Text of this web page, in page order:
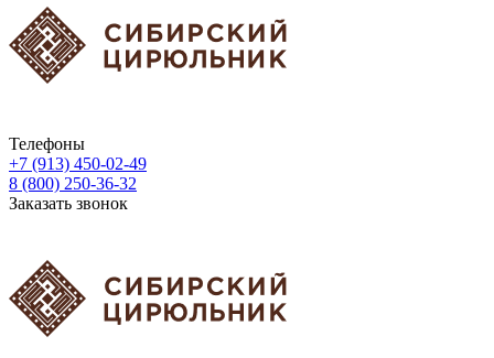
Телефоны
+7 (913) 450-02-49
8 (800) 250-36-32
Заказать звонок